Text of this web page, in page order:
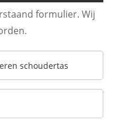
formulier. Wij